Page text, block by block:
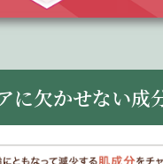
に欠かせない成